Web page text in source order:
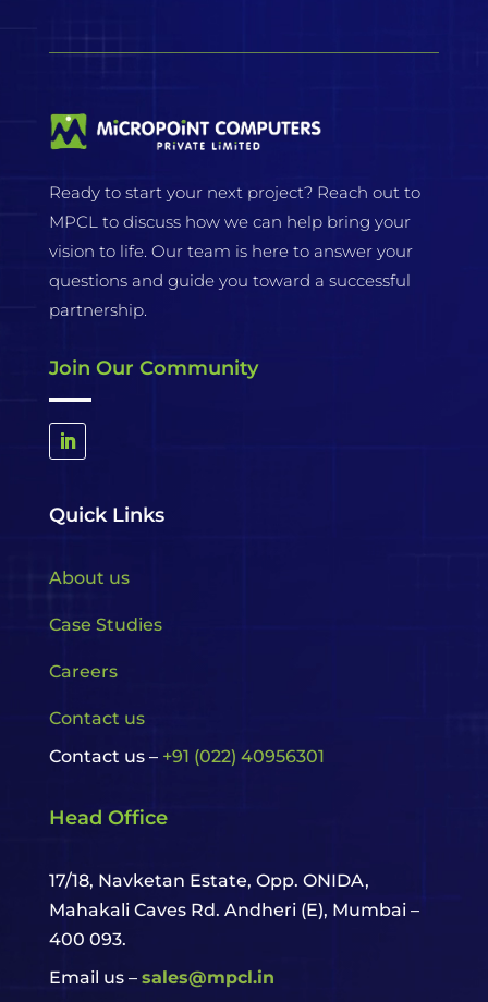
Ready to start your next project? Reach out to
MPCL to discuss how we can help bring your
vision to life. Our team is here to answer your
questions and guide you toward a successful
partnership.
Join Our Community
Quick Links
About us
Case Studies
Careers
Contact us
Contact us – +91 (022) 40956301
Head Office
17/18, Navketan Estate, Opp. ONIDA,
Mahakali Caves Rd. Andheri (E), Mumbai –
400 093.
Email us – sales@mpcl.in